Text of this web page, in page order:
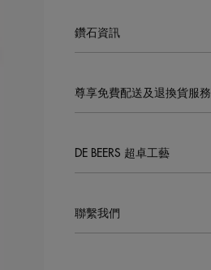
鑽石資訊
尊享免費配送及退換貨服務
DE BEERS 超卓工藝
聯繫我們